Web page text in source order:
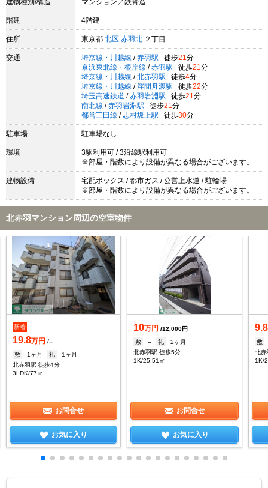
建物種別/構造 マンション／鉄骨造
階建 4階建
住所 東京都 北区 赤羽北 ２丁目
交通 埼京線・川越線 / 赤羽駅 徒歩21 分
京浜東北線・根岸線 / 赤羽駅 徒歩21 分
埼京線・川越線 / 北赤羽駅 徒歩4分
埼京線・川越線 / 浮間舟渡駅 徒歩22分
埼玉高速鉄道 / 赤羽岩淵駅 徒歩21 分
南北線 / 赤羽岩淵駅 徒歩21 分
都営三田線 / 志村坂上駅 徒歩30分
駐車場 駐車場なし
環境
3駅利用可 / 3沿線駅利用可
※部屋・階数により設備が異なる場合がございます。
建物設備
宅配ボックス / 都市ガス / 公営上水道 / 駐輪場
※部屋・階数により設備が異なる場合がございます。
北赤羽マンション周辺の空室物件
新着
19.8万円 /--
敷
1ヶ月 礼
1ヶ月
北赤羽駅 徒歩4分
3LDK/77㎡
お問合せ
お気に入り
10万円 /12,000円
敷
-- 礼
2ヶ月
北赤羽駅 徒歩5分
1K/25.51㎡
お問合せ
お気に入り
9.8
敷
北赤
1K/